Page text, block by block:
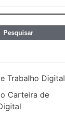
Trabalho Digital
Carteira de